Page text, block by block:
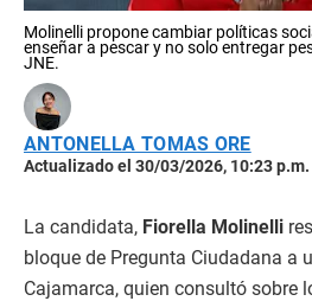
Molinelli propone cambiar políticas
enseñar a pescar y no solo entregar
JNE.
ANTONELLA TOMAS ORE
Actualizado el 30/03/2026, 10:23 p.m.
La candidata, Fiorella Molinelli
bloque de Pregunta Ciudadana a
Cajamarca, quien consultó sobre